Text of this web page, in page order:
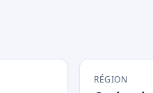
RÉGION